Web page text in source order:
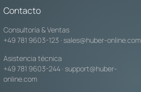
Contacto
Consultoría & Ventas
+49 781 9603-123 · sales@huber-online.com
Asistencia técnica
+49 781 9603-244 · support@huber-
online.com